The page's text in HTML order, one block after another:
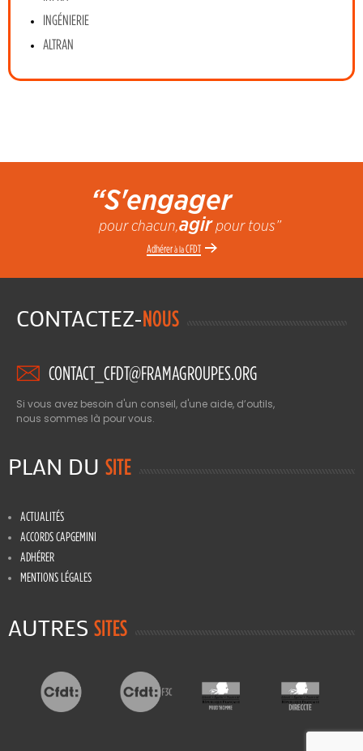
INGÉNIERIE
ALTRAN
“S'engager
pour chacun,agirpour tous”
Adhérerà laCFDT
CONTACTEZ-NOUS
CONTACT_CFDT@FRAMAGROUPES.ORG
Si vous avez besoin d'un conseil, d'une aide, d’outils,
nous sommes là pour vous.
PLAN DU SITE
ACTUALITÉS
ACCORDS CAPGEMINI
ADHÉRER
MENTIONS LÉGALES
AUTRES SITES